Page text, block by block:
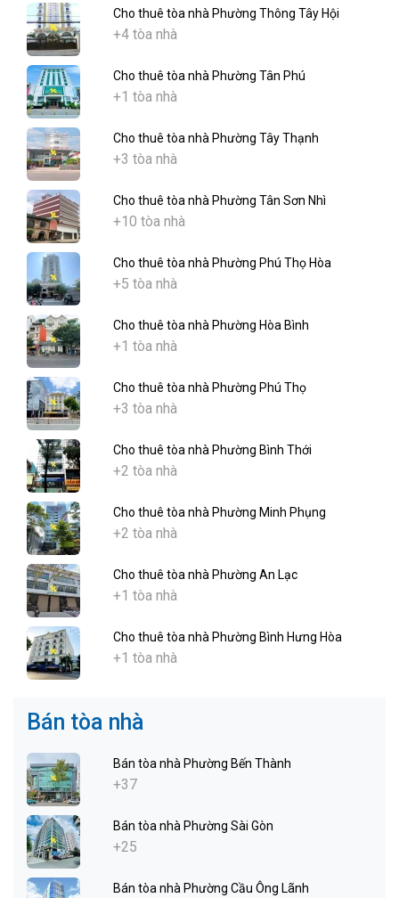
Cho thuê tòa nhà Phường Thông Tây Hội
+4 tòa nhà
Cho thuê tòa nhà Phường Tân Phú
+1 tòa nhà
Cho thuê tòa nhà Phường Tây Thạnh
+3 tòa nhà
Cho thuê tòa nhà Phường Tân Sơn Nhì
+10 tòa nhà
Cho thuê tòa nhà Phường Phú Thọ Hòa
+5 tòa nhà
Cho thuê tòa nhà Phường Hòa Bình
+1 tòa nhà
Cho thuê tòa nhà Phường Phú Thọ
+3 tòa nhà
Cho thuê tòa nhà Phường Bình Thới
+2 tòa nhà
Cho thuê tòa nhà Phường Minh Phụng
+2 tòa nhà
Cho thuê tòa nhà Phường An Lạc
+1 tòa nhà
Cho thuê tòa nhà Phường Bình Hưng Hòa
+1 tòa nhà
Bán tòa nhà
Bán tòa nhà Phường Bến Thành
+37
Bán tòa nhà Phường Sài Gòn
+25
Bán tòa nhà Phường Cầu Ông Lãnh